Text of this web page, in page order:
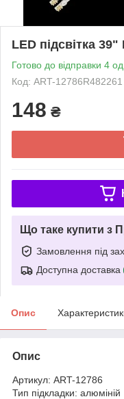
LED підсвітка
Готово до відправки 4 од.
Код: ART-12786R482261
148 ₴
Що таке купити з
Замовлення під
Доступна доставка
Опис
Опис
Артикул: ART-12786
Тип підкладки: алюміній